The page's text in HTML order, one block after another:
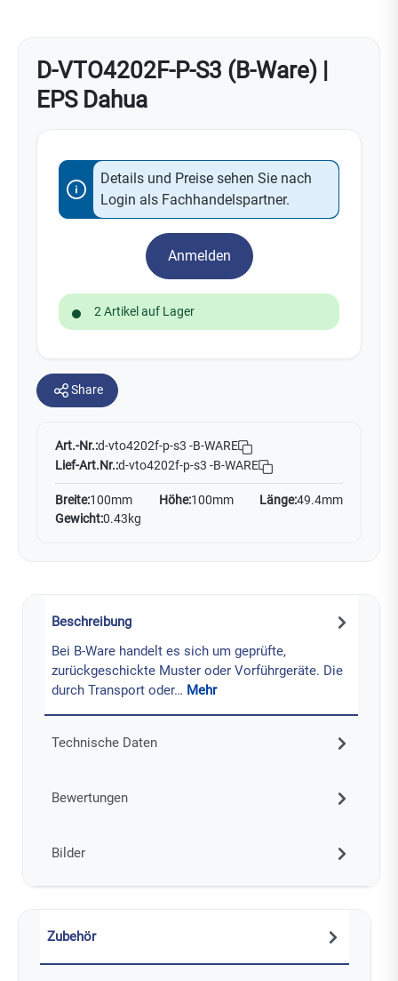
D-VTO4202F-P-S3 (B-Ware) |
EPS Dahua
Details und Preise sehen Sie nach
Login als Fachhandelspartner.
Anmelden
2 Artikel auf Lager
Share
Art.-Nr.:d-vto4202f-p-s3 -B-WARE
Lief-Art.Nr.:d-vto4202f-p-s3 -B-WARE
Breite:100mm Höhe:100mm Länge:49.4mm
Gewicht:0.43kg
Beschreibung
Bei B-Ware handelt es sich um geprüfte,
zurückgeschickte Muster oder Vorführgeräte. Die
durch Transport oder… Mehr
Technische Daten
Bewertungen
Bilder
Zubehör